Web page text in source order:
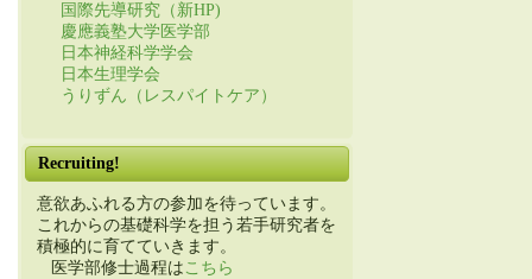
国際先導研究（新HP)
慶應義塾大学医学部
日本神経科学学会
日本生理学会
うりずん（レスパイトケア）
Recruiting!
意欲あふれる方の参加を待っています。
これからの基礎科学を担う若手研究者を
積極的に育てていきます。
医学部修士過程は こちら